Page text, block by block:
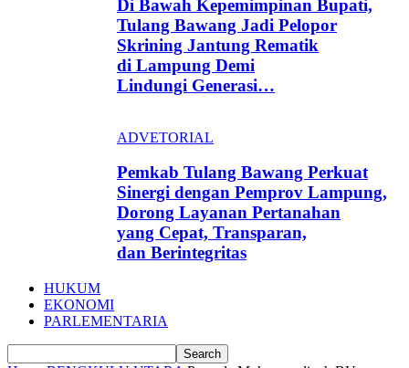
Di Bawah Kepemimpinan Bupati,
Tulang Bawang Jadi Pelopor
Skrining Jantung Rematik
di Lampung Demi
Lindungi Generasi…
ADVETORIAL
Pemkab Tulang Bawang Perkuat
Sinergi dengan Pemprov Lampung,
Dorong Layanan Pertanahan
yang Cepat, Transparan,
dan Berintegritas
HUKUM
EKONOMI
PARLEMENTARIA